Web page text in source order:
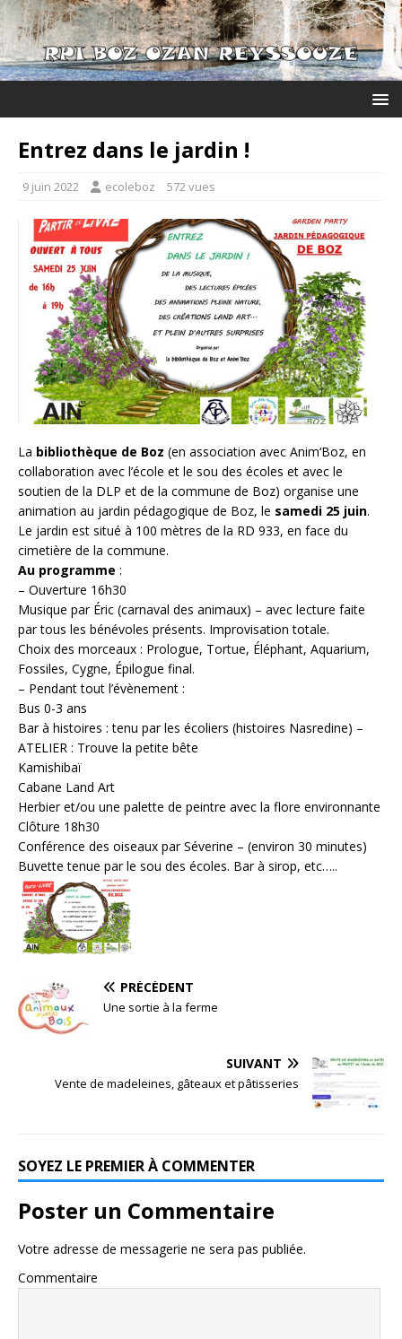
Entrez dans le jardin !
9 juin 2022 ecoleboz 572 vues
La bibliothèque de Boz (en association avec Anim‘Boz, en
collaboration avec l’école et le sou des écoles et avec le
soutien de la DLP et de la commune de Boz) organise une
animation au jardin pédagogique de Boz, le samedi 25 juin.
Le jardin est situé à 100 mètres de la RD 933, en face du
cimetière de la commune.
Au programme :
– Ouverture 16h30
Musique par Éric (carnaval des animaux) – avec lecture faite
par tous les bénévoles présents. Improvisation totale.
Choix des morceaux : Prologue, Tortue, Éléphant, Aquarium,
Fossiles, Cygne, Épilogue final.
– Pendant tout l’évènement :
Bus 0-3 ans
Bar à histoires : tenu par les écoliers (histoires Nasredine) –
ATELIER : Trouve la petite bête
Kamishibaï
Cabane Land Art
Herbier et/ou une palette de peintre avec la flore environnante
Clôture 18h30
Conférence des oiseaux par Séverine – (environ 30 minutes)
Buvette tenue par le sou des écoles. Bar à sirop, etc…..
PRÉCÉDENT
Une sortie à la ferme
SUIVANT
Vente de madeleines, gâteaux et pâtisseries
SOYEZ LE PREMIER À COMMENTER
Poster un Commentaire
Votre adresse de messagerie ne sera pas publiée.
Commentaire